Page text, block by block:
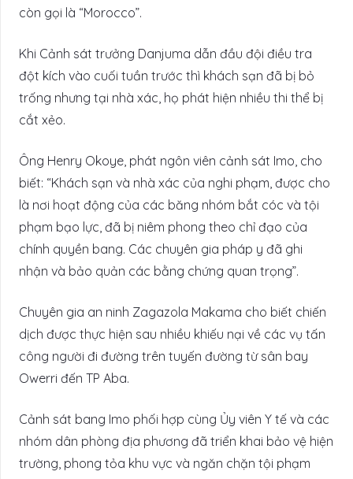
còn gọi là “Morocco”.
Khi Cảnh sát trưởng Danjuma dẫn đầu đội điều tra
đột kích vào cuối tuần trước thì khách sạn đã bị bỏ
trống nhưng tại nhà xác, họ phát hiện nhiều thi thể bị
cắt xẻo.
Ông Henry Okoye, phát ngôn viên cảnh sát Imo, cho
biết: “Khách sạn và nhà xác của nghi phạm, được cho
là nơi hoạt động của các băng nhóm bắt cóc và tội
phạm bạo lực, đã bị niêm phong theo chỉ đạo của
chính quyền bang. Các chuyên gia pháp y đã ghi
nhận và bảo quản các bằng chứng quan trọng”.
Chuyên gia an ninh Zagazola Makama cho biết chiến
dịch được thực hiện sau nhiều khiếu nại về các vụ tấn
công người đi đường trên tuyến đường từ sân bay
Owerri đến TP Aba.
Cảnh sát bang Imo phối hợp cùng Ủy viên Y tế và các
nhóm dân phòng địa phương đã triển khai bảo vệ hiện
trường, phong tỏa khu vực và ngăn chặn tội phạm